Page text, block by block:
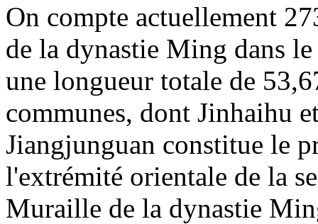
On compte actuellement
de la dynastie Ming dans
une longueur totale de
communes, dont Jinhaihu
Jiangjunguan constitue le
l'extrémité orientale de la
Muraille de la dynastie